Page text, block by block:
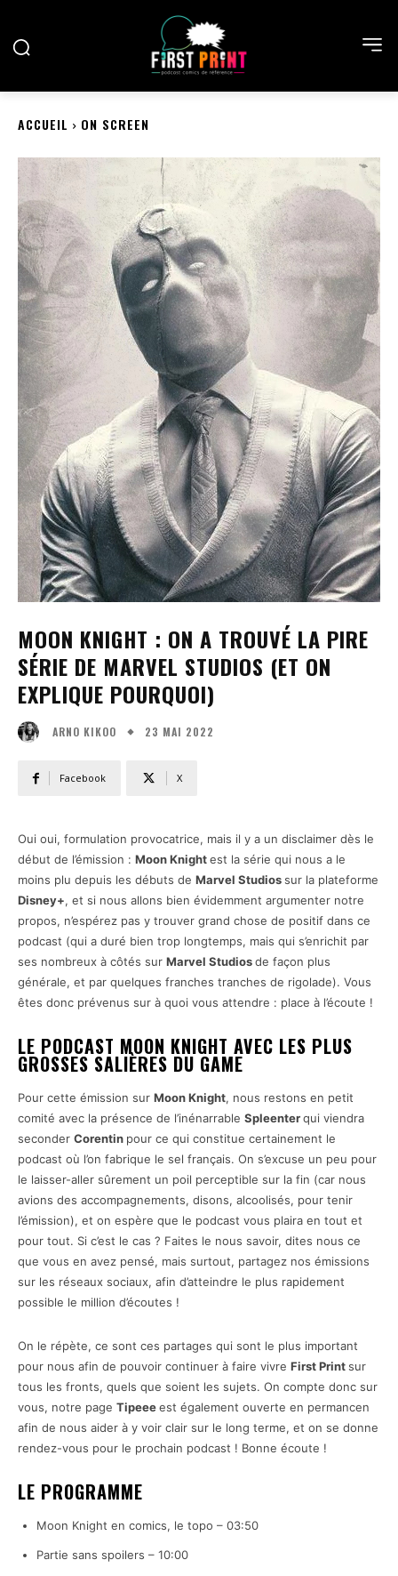
ACCUEIL ON SCREEN
MOON KNIGHT : ON A TROUVÉ LA PIRE
SÉRIE DE MARVEL STUDIOS (ET ON
EXPLIQUE POURQUOI)
ARNO KIKOO 23 MAI 2022
Facebook X
Oui oui, formulation provocatrice, mais il y a un disclaimer dès le
début de l’émission : Moon Knightest la série qui nous a le
moins plu depuis les débuts de Marvel Studiossur la plateforme
Disney+, et si nous allons bien évidemment argumenter notre
propos, n’espérez pas y trouver grand chose de positif dans ce
podcast (qui a duré bien trop longtemps, mais qui s’enrichit par
ses nombreux à côtés sur Marvel Studiosde façon plus
générale, et par quelques franches tranches de rigolade). Vous
êtes donc prévenus sur à quoi vous attendre : place à l’écoute !
LE PODCAST MOON KNIGHT AVEC LES PLUS
GROSSES SALIÈRES DU GAME
Pour cette émission sur Moon Knight, nous restons en petit
comité avec la présence de l’inénarrable Spleenterqui viendra
seconder Corentin pour ce qui constitue certainement le
podcast où l’on fabrique le sel français. On s’excuse un peu pour
le laisser-aller sûrement un poil perceptible sur la fin (car nous
avions des accompagnements, disons, alcoolisés, pour tenir
l’émission), et on espère que le podcast vous plaira en tout et
pour tout. Si c’est le cas ? Faites le nous savoir, dites nous ce
que vous en avez pensé, mais surtout, partagez nos émissions
sur les réseaux sociaux, afin d’atteindre le plus rapidement
possible le million d’écoutes !
On le répète, ce sont ces partages qui sont le plus important
pour nous afin de pouvoir continuer à faire vivre First Printsur
tous les fronts, quels que soient les sujets. On compte donc sur
vous, notre page Tipeeeest également ouverte en permancen
afin de nous aider à y voir clair sur le long terme, et on se donne
rendez-vous pour le prochain podcast ! Bonne écoute !
LE PROGRAMME
Moon Knight en comics, le topo – 03:50
Partie sans spoilers – 10:00